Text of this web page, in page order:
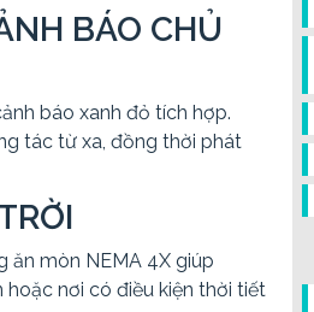
BÁO CHỦ
báo xanh đỏ tích hợp.
tác từ xa, đồng thời phát
ăn mòn NEMA 4X giúp
nơi có điều kiện thời tiết